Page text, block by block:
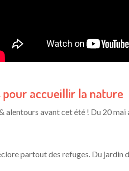
accueillir la nature
alentours avant cet été ! Du 20 mai
partout des refuges. Du jardin